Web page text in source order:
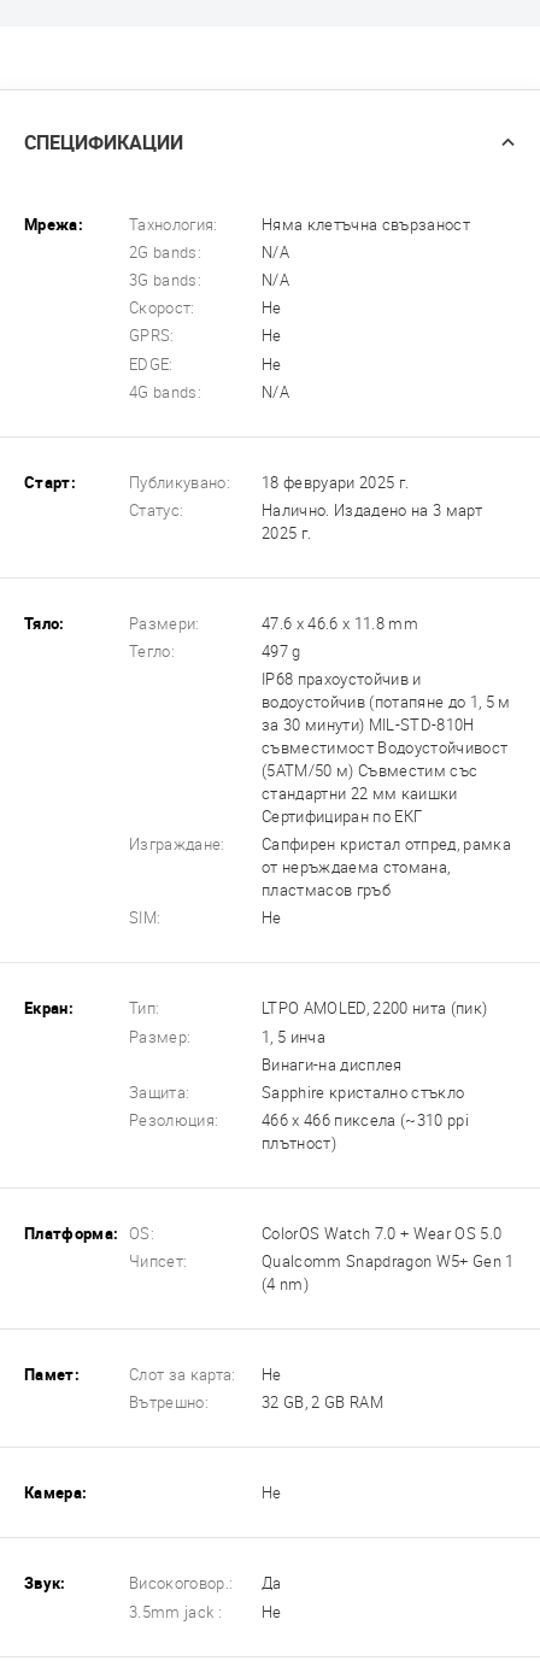
СПЕЦИФИКАЦИИ
Мрежа: Тахнология:
Няма клетъчна свързаност
2G bands:
N/A
3G bands:
N/A
Скорост:
Не
GPRS:
Не
EDGE:
Не
4G bands:
N/A
Старт: Публикувано:
18 февруари 2025 г.
Статус:
Налично. Издадено на 3 март
2025 г.
Тяло: Размери:
47.6 x 46.6 x 11.8 mm
Тегло:
497 g
IP68 прахоустойчив и
водоустойчив (потапяне до 1, 5 м
за 30 минути) MIL-STD-810H
съвместимост Водоустойчивост
(5ATM/50 м) Съвместим със
стандартни 22 мм каишки
Сертифициран по ЕКГ
Изграждане:
Сапфирен кристал отпред, рамка
от неръждаема стомана,
пластмасов гръб
SIM:
Не
Екран: Тип:
LTPO AMOLED, 2200 нита (пик)
Размер:
1, 5 инча
Винаги-на дисплея
Защита:
Sapphire кристално стъкло
Резолюция:
466 x 466 пиксела (~310 ppi
плътност)
Платформа: OS:
ColorOS Watch 7.0 + Wear OS 5.0
Чипсет:
Qualcomm Snapdragon W5+ Gen 1
(4 nm)
Памет: Слот за карта:
Не
Вътрешно:
32 GB, 2 GB RAM
Камера: Не
Звук: Високоговор.:
Да
3.5mm jack :
Не